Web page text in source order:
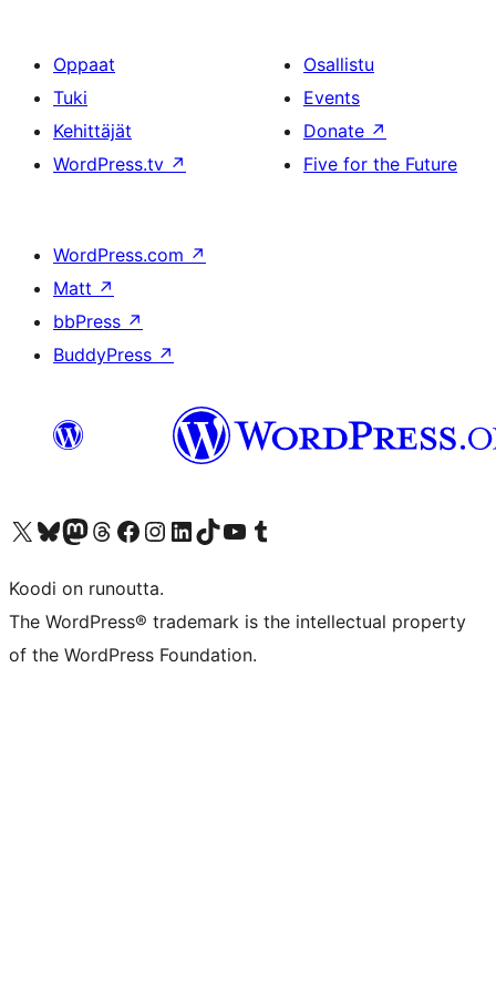
Oppaat
Tuki
Kehittäjät
WordPress.tv ↗
Osallistu
Events
Donate ↗
Five for the Future
WordPress.com ↗
Matt ↗
bbPress ↗
BuddyPress ↗
Visit our X (formerly Twitter) account
Visit our Bluesky account
Visit our Mastodon account
Visit our Threads account
Visit our Facebook page
Visit our Instagram account
Visit our LinkedIn account
Visit our TikTok account
Näytä YouTube-kanava
Visit our Tumblr account
Koodi on runoutta.
The WordPress® trademark is the intellectual property
of the WordPress Foundation.